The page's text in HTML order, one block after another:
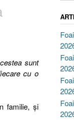
sunt
cu o
familie, şi